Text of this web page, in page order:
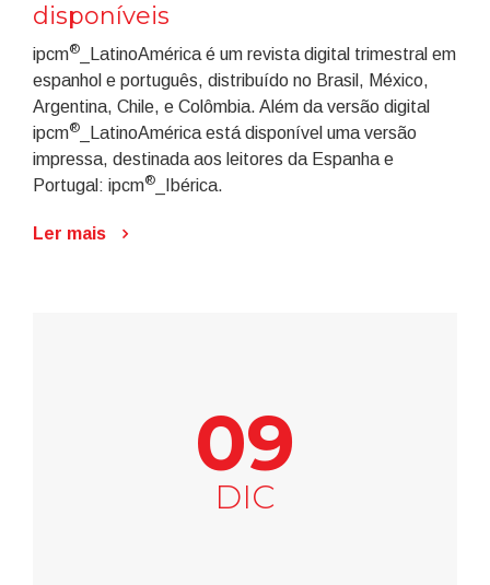
disponíveis
ipcm®
_LatinoAmérica é um revista digital trimestral em
espanhol e português, distribuído no Brasil, México,
Argentina, Chile, e Colômbia. Além da versão digital
ipcm®
_LatinoAmérica está disponível uma versão
impressa, destinada aos leitores da Espanha e
Portugal: ipcm® _Ibérica.
Ler mais
09
DIC